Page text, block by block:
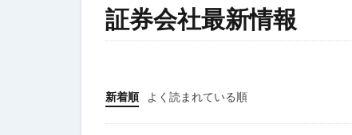
証券会社最新情報
新着順 よく読まれている順